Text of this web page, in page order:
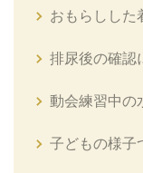
おもらしした
排尿後の確認
動会練習中の
子どもの様子